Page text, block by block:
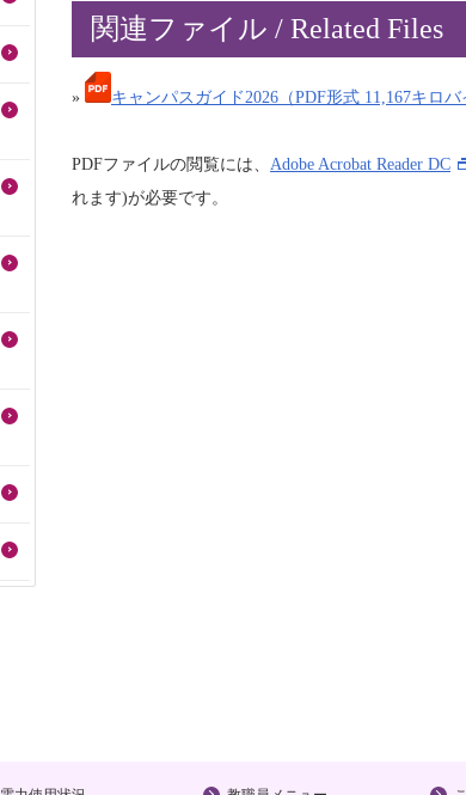
関連ファイル / Related Files
» キャンパスガイド2026（PDF形式 11,167キロバ
PDFファイルの閲覧には、 Adobe Acrobat Reader DC
れます)が必要です。